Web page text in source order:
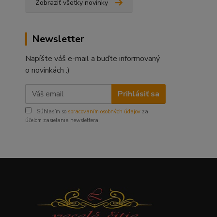
Zobraziť všetky novinky
Newsletter
Napíšte váš e-mail a buďte informovaný
o novinkách :)
Prihlásiť sa
Súhlasím so spracovaním osobných údajov za
účelom zasielania newslettera.